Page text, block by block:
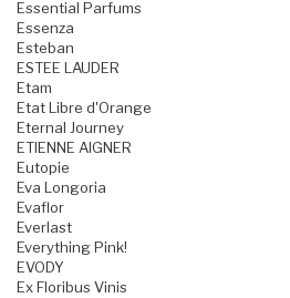
Essential Parfums
Essenza
Esteban
ESTEE LAUDER
Etam
Etat Libre d'Orange
Eternal Journey
ETIENNE AIGNER
Eutopie
Eva Longoria
Evaflor
Everlast
Everything Pink!
EVODY
Ex Floribus Vinis